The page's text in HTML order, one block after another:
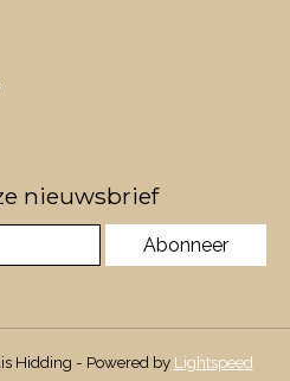
nieuwsbrief
Abonneer
Hidding - Powered by Lightspeed